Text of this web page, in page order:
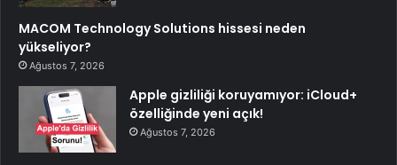
MACOM Technology Solutions hissesi neden
yükseliyor?
Ağustos 7, 2026
Apple gizliliği koruyamıyor: iCloud+
özelliğinde yeni açık!
Ağustos 7, 2026